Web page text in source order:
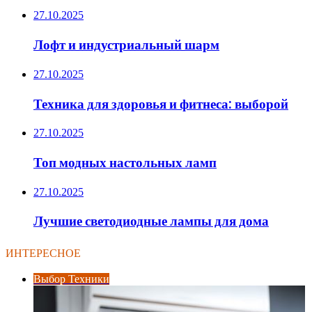
27.10.2025
Лофт и индустриальный шарм
27.10.2025
Техника для здоровья и фитнеса: выборой
27.10.2025
Топ модных настольных ламп
27.10.2025
Лучшие светодиодные лампы для дома
ИНТЕРЕСНОЕ
Выбор Техники